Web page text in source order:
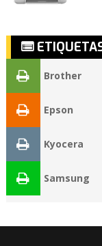
Brother
Epson
Kyocera
Samsung